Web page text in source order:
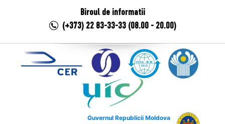
Biroul de informatii
(+373) 22 83-33-33 (08.00 - 20.00)
Guvernul Republicii Moldova